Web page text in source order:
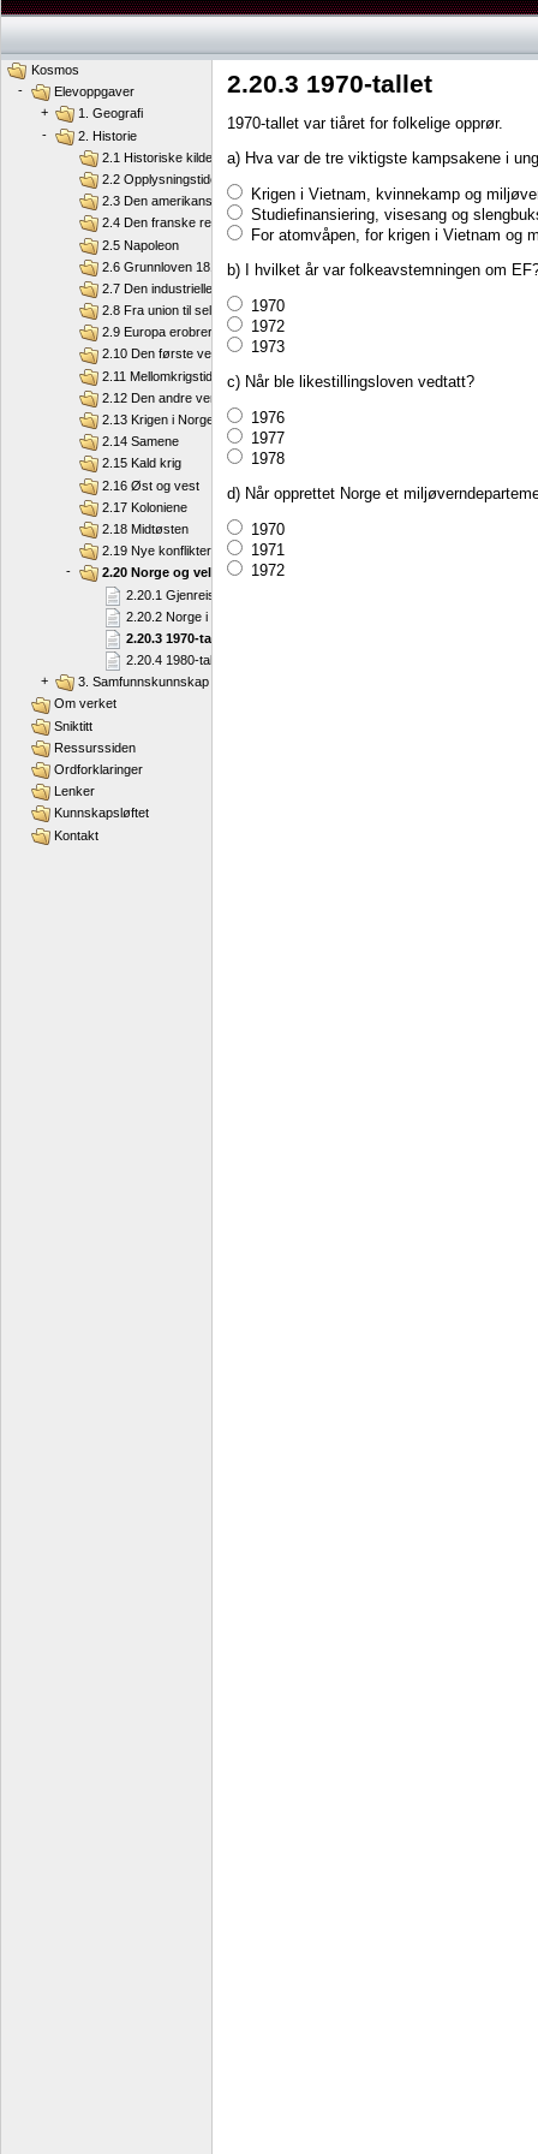
2.20.3 1970-tallet
1970-tallet var tiåret for folkelige opprør.
a) Hva var de tre viktigste kampsakene i
Krigen i Vietnam, kvinnekamp og
Studiefinansiering, visesang og
For atomvåpen, for krigen i Vietnam og
b) I hvilket år var folkeavstemningen om
1970
1972
1973
c) Når ble likestillingsloven vedtatt?
1976
1977
1978
d) Når opprettet Norge et
1970
1971
1972
Kosmos
-
Elevoppgaver
+
1. Geografi
-
2. Historie
2.1 Historiske kilder
2.2 Opplysningstiden
2.3 Den amerikanske revolusjon
2.4 Den franske revolusjon
2.5 Napoleon
2.6 Grunnloven 1814
2.7 Den industrielle revolusjon
2.8 Fra union til selvstendig nasjon
2.9 Europa erobrer verden
2.10 Den første verdenskrigen
2.11 Mellomkrigstida
2.12 Den andre verdenskrigen
2.13 Krigen i Norge
2.14 Samene
2.15 Kald krig
2.16 Øst og vest
2.17 Koloniene
2.18 Midtøsten
2.19 Nye konflikter
-
2.20 Norge og velferdsstaten
2.20.1 Gjenreising
2.20.2 Norge i vekst
2.20.3 1970-tallet
2.20.4 1980-tallet
+
3. Samfunnskunnskap
Om verket
Sniktitt
Ressurssiden
Ordforklaringer
Lenker
Kunnskapsløftet
Kontakt